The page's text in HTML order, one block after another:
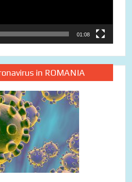
01:08
in ROMANIA